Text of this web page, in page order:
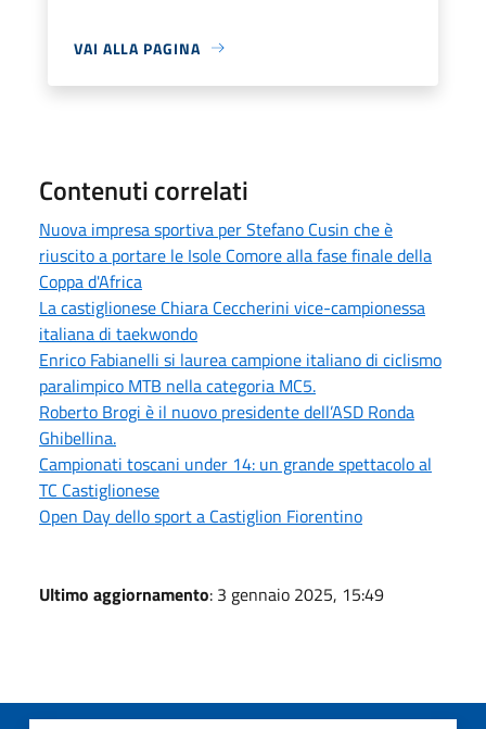
VAI ALLA PAGINA
Contenuti correlati
Nuova impresa sportiva per Stefano Cusin che è
riuscito a portare le Isole Comore alla fase finale della
Coppa d'Africa
La castiglionese Chiara Ceccherini vice-campionessa
italiana di taekwondo
Enrico Fabianelli si laurea campione italiano di ciclismo
paralimpico MTB nella categoria MC5.
Roberto Brogi è il nuovo presidente dell’ASD Ronda
Ghibellina.
Campionati toscani under 14: un grande spettacolo al
TC Castiglionese
Open Day dello sport a Castiglion Fiorentino
Ultimo aggiornamento: 3 gennaio 2025, 15:49